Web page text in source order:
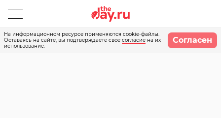
На информационном ресурсе применяются cookie-файлы.
Оставаясь на сайте, вы подтверждаете свое согласие на их
использование.
Согласен